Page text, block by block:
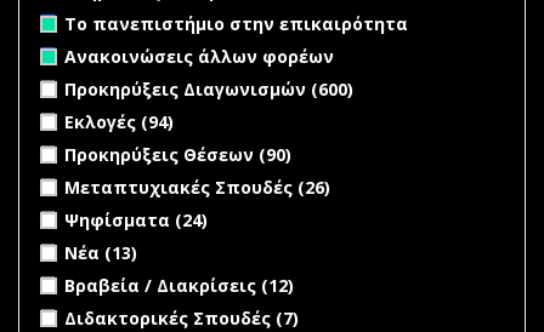
Remove Το πανεπιστήμιο στην επικαιρότητα filter
Το πανεπιστήμιο στην επικαιρότητα
Remove Ανακοινώσεις άλλων φορέων filter
Ανακοινώσεις άλλων φορέων
Apply Προκηρύξεις Διαγωνισμών filter
Προκηρύξεις Διαγωνισμών (600)
Apply Εκλογές filter
Εκλογές (94)
Apply Προκηρύξεις Θέσεων filter
Προκηρύξεις Θέσεων (90)
Apply Μεταπτυχιακές Σπουδές filter
Μεταπτυχιακές Σπουδές (26)
Apply Ψηφίσματα filter
Ψηφίσματα (24)
Apply Νέα filter
Νέα (13)
Apply Βραβεία / Διακρίσεις filter
Βραβεία / Διακρίσεις (12)
Apply Διδακτορικές Σπουδές filter
Διδακτορικές Σπουδές (7)